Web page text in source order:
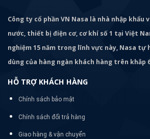
Công ty cổ phần VN Nasa là nhà nhập khẩu
nước, thiết bị điện cơ, cơ khí số 1 tại Việt
nghiệm 15 năm trong lĩnh vực này, Nasa
dùng của hàng ngàn khách hàng trên khắp
HỖ TRỢ KHÁCH HÀNG
Chính sách bảo mật
Chính sách đổi trả hàng
Giao hàng & vận chuyển